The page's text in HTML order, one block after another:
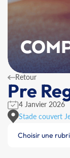
Retour
Pre
4 Janvier 2026
Stade couvert
Choisir une